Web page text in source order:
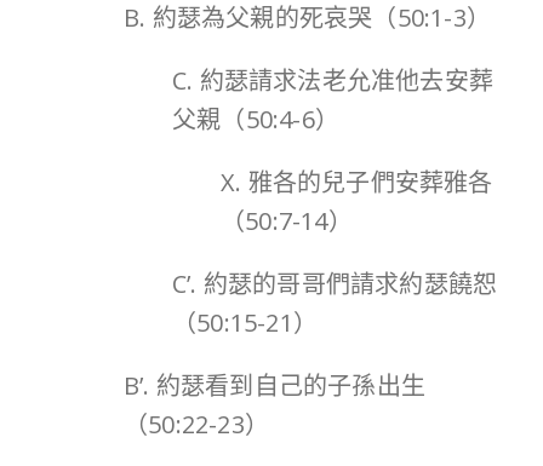
B. 約瑟為父親的死哀哭（50:1-3）
C. 約瑟請求法老允准他去安葬
父親（50:4-6）
X. 雅各的兒子們安葬雅各
（50:7-14）
C’. 約瑟的哥哥們請求約瑟饒恕
（50:15-21）
B’. 約瑟看到自己的子孫出生
（50:22-23）